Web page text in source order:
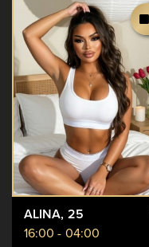
ALINA, 25
16:00 - 04:00